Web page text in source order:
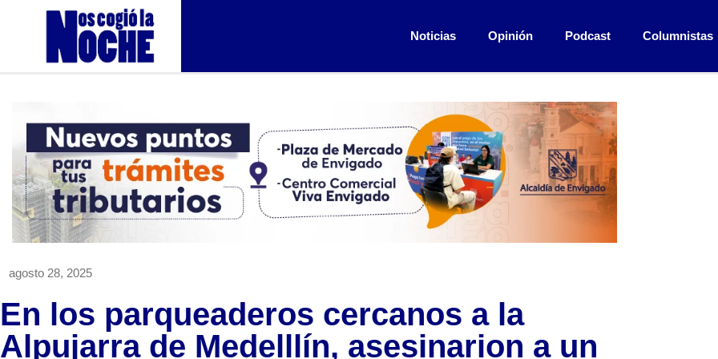
Noticias Opinión Podcast Columnistas
agosto 28, 2025
En los parqueaderos cercanos a la
Alpujarra de Medelllín, asesinarion a un